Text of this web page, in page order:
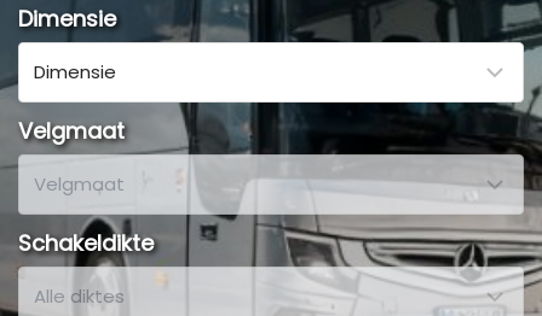
Dimensie
Velgmaat
Schakeldikte